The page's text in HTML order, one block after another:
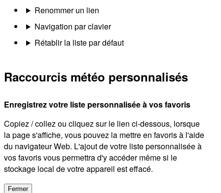
Renommer un lien
Navigation par clavier
Rétablir la liste par défaut
Raccourcis météo personnalisés
Enregistrez votre liste personnalisée à vos favoris
Copiez / collez ou cliquez sur le lien ci-dessous, lorsque
la page s'affiche, vous pouvez la mettre en favoris à l'aide
du navigateur Web. L'ajout de votre liste personnalisée à
vos favoris vous permettra d'y accéder même si le
stockage local de votre appareil est effacé.
Fermer